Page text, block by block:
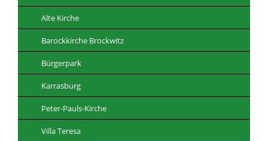
Alte Kirche
Barockkirche Brockwitz
Bürgerpark
Karrasburg
Peter-Pauls-Kirche
Villa Teresa